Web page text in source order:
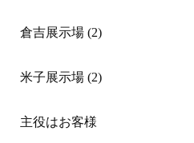
倉吉展示場 (2)
米子展示場 (2)
主役はお客様